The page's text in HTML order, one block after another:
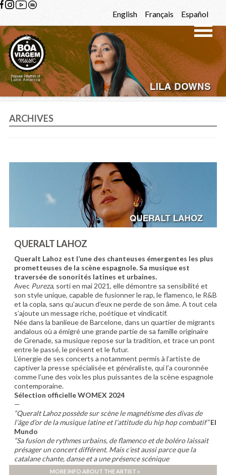
English Français Español
ARCHIVES
QUERALT LAHOZ
Queralt Lahoz est l’une des chanteuses émergentes les plus
prometteuses de la scène espagnole. Sa musique est
traversée de sonorités latines et urbaines.
Avec Pureza, sorti en mai 2021, elle démontre sa sensibilité et
son style unique, capable de fusionner le rap, le flamenco, le R&B
et la copla, sans qu’aucun d’eux ne perde de son âme. A tout cela
s’ajoute un message riche, poétique et vindicatif.
Née dans la banlieue de Barcelone, dans un quartier de migrants
andalous où a émigré une grande partie de sa famille originaire
de Grenade, sa musique repose sur la tradition, et trace un pont
entre le passé, le présent et le futur.
L’énergie de ses concerts a notamment permis à l’artiste de
captiver la presse spécialisée et généraliste, qui l’a couronnée
comme l’une des voix les plus puissantes de la scène espagnole
contemporaine.
Sélection officielle WOMEX 2024
—
“Queralt Lahoz possède sur scène le magnétisme des divas de
l’âge d’or de la musique latine et l’attitude du hip hop combatif” El
Mundo
“Sa fusion de rythmes urbains, de flamenco et de boléro laissait
présager un concert différent. Mais c’est aussi parce que la
catalane chante, danse et a une présence scénique
impressionnante. Impossible de ne pas céder à son talent.”
MORE INFO ABOUT THE ARTIST »